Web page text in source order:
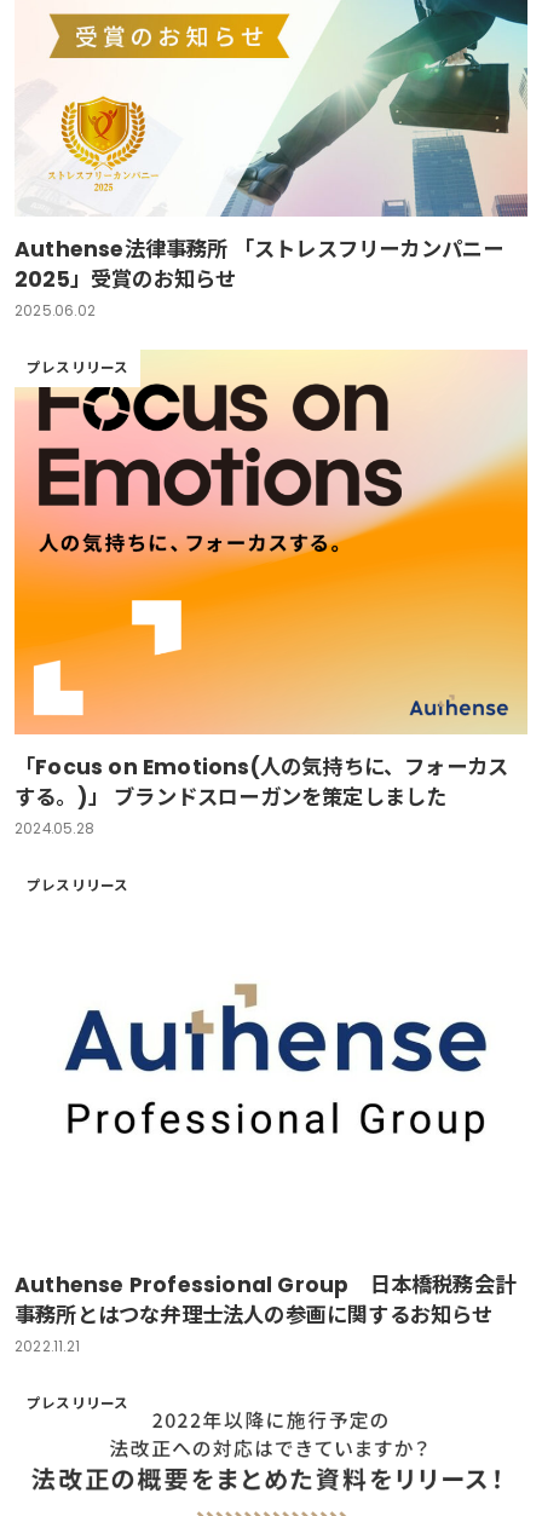
Authense法律事務所 「ストレスフリーカンパニー
2025」受賞のお知らせ
2025.06.02
プレスリリース
「Focus on Emotions(人の気持ちに、フォーカス
する。)」 ブランドスローガンを策定しました
2024.05.28
プレスリリース
Authense Professional Group 日本橋税務会計
事務所とはつな弁理士法人の参画に関するお知らせ
2022.11.21
プレスリリース